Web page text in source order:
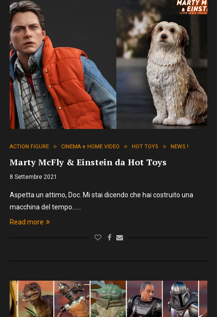
ACTION FIGURE CINEMA e HOME VIDEO HOT TOYS NEWS !
Marty McFly & Einstein da Hot Toys
8 Settembre 2021
Aspetta un attimo, Doc. Mi stai dicendo che hai costruito una
macchina del tempo……
Read more